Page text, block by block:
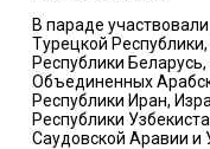
В параде
Турецкой
Республики
Объединенных
Республики Иран,
Республики
Саудовской Аравии и